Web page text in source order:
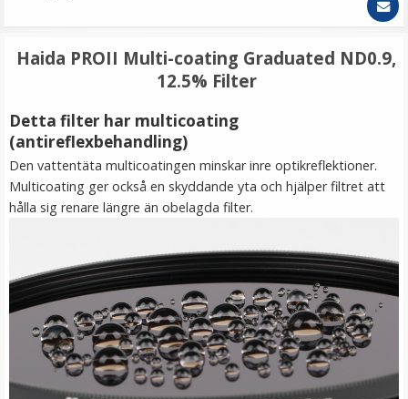
★★★★ ★
LÄGG I VARUKORG
JJC Motljusskydd för Sony DT 18-55mm & 18-70mm
(ALC-SH108)
Haida PROII Multi-coating Graduated ND0.9,
12.5% Filter
Detta filter har multicoating
(antireflexbehandling)
Den vattentäta multicoatingen minskar inre optikreflektioner.
Multicoating ger också en skyddande yta och hjälper filtret att
hålla sig renare längre än obelagda filter.